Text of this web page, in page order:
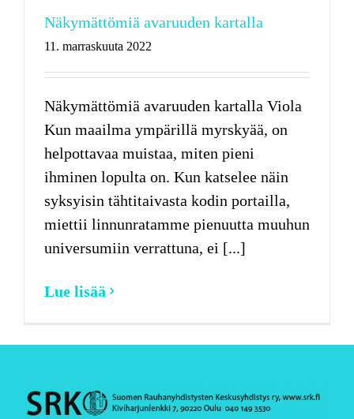
Näkymättömiä avaruuden kartalla
11. marraskuuta 2022
Näkymättömiä avaruuden kartalla Viola
Kun maailma ympärillä myrskyää, on
helpottavaa muistaa, miten pieni
ihminen lopulta on. Kun katselee näin
syksyisin tähtitaivasta kodin portailla,
miettii linnunratamme pienuutta muuhun
universumiin verrattuna, ei [...]
Lue lisää